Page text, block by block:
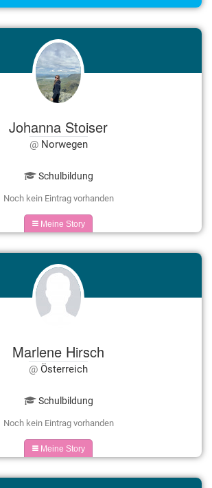
Johanna Stoiser
Norwegen
Schulbildung
Noch kein Eintrag vorhanden
Meine Story
Marlene Hirsch
Österreich
Schulbildung
Noch kein Eintrag vorhanden
Meine Story